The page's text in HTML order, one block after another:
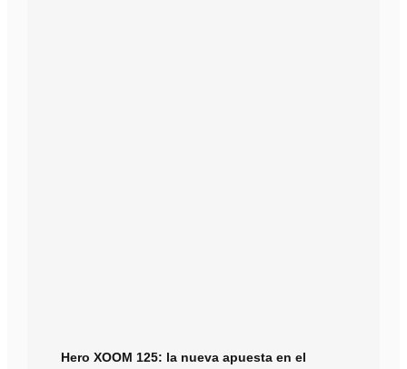
Hero XOOM 125: la nueva apuesta en el